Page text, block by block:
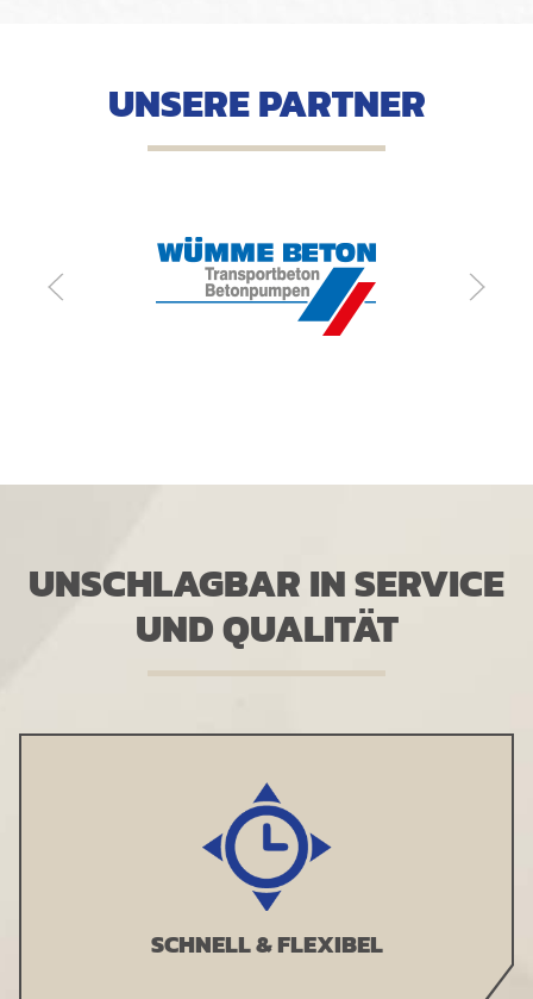
UNSERE PARTNER
UNSCHLAGBAR IN SERVICE
UND QUALITÄT
SCHNELL & FLEXIBEL